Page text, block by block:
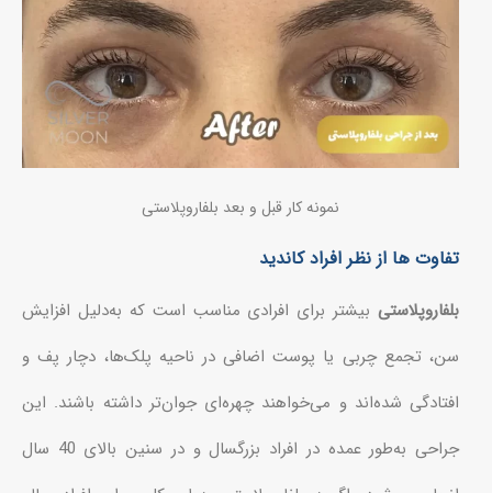
نمونه کار قبل و بعد بلفاروپلاستی
تفاوت ها از نظر افراد کاندید
بلفاروپلاستی بیشتر برای افرادی مناسب است که به‌دلیل افزایش
سن، تجمع چربی یا پوست اضافی در ناحیه پلک‌ها، دچار پف و
افتادگی شده‌اند و می‌خواهند چهره‌ای جوان‌تر داشته باشند. این
جراحی به‌طور عمده در افراد بزرگسال و در سنین بالای 40 سال